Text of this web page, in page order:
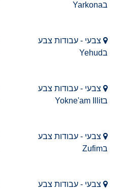
בYarkona
צבעי - עבודות צבע
בYehud
צבעי - עבודות צבע
בYokne'am Illit
צבעי - עבודות צבע
בZufim
צבעי - עבודות צבע